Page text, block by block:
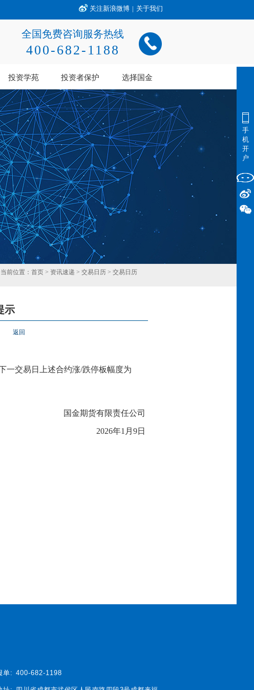
关注新浪微博 | 关于我们
全国免费咨询服务热线
400-682-1188
投资学苑 投资者保护 选择国金
当前位置： 首页 > 资讯速递 > 交易日历 > 交易日历
示
返回
一交易日上述合约涨/跌停板幅度为
国金期货有限责任公司
2026年1 月 9日
单: 400-682-1198
手
机
开
户